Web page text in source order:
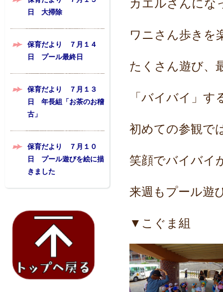
日 大掃除
保育だより ７月１４
日 プール最終日
保育だより ７月１３
日 年長組「お茶のお稽
古」
保育だより ７月１０
日 プール遊びを絵に描
きました
カエルさんにな
ワニさん歩きを
たくさん遊び、
「バイバイ」
初めての参観で
笑顔でバイバイ
来週もプール遊
▼こぐま組